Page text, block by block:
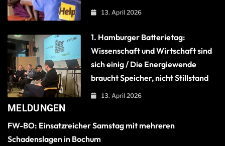
13. April 2026
1. Hamburger Batterietag:
Wissenschaft und Wirtschaft sind
sich einig / Die Energiewende
braucht Speicher, nicht Stillstand
13. April 2026
MELDUNGEN
FW-BO: Einsatzreicher Samstag mit mehreren
Schadenslagen in Bochum